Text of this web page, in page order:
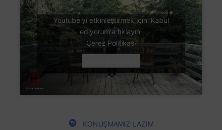
Youtube'yi etkinleştirmek için 'Kabul
ediyorum'a tıklayın
Çerez Politikası
KONUŞMAMIZ LAZIM